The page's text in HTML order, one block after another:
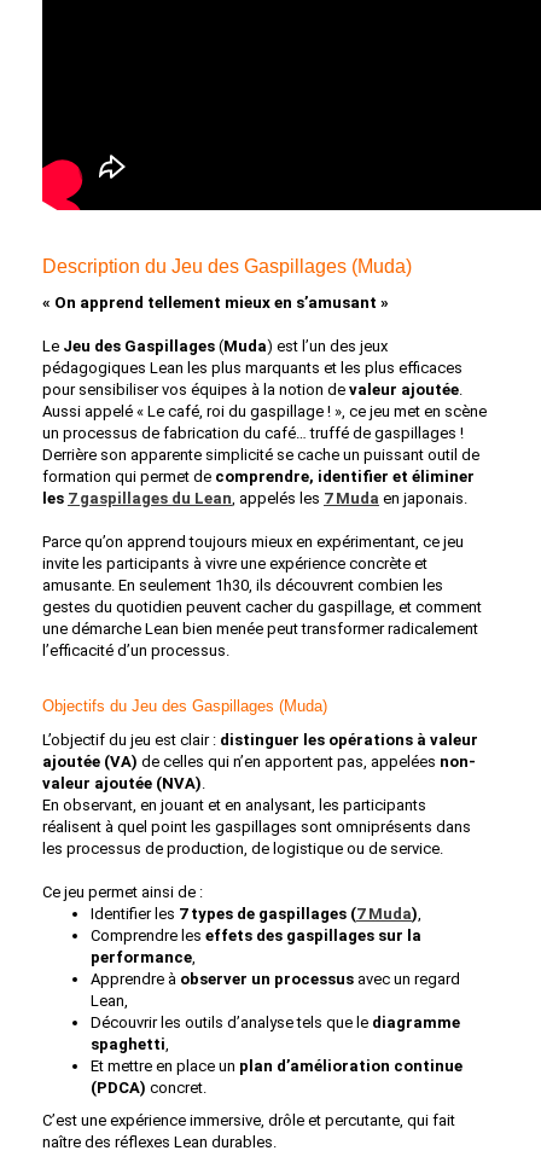
Description du Jeu des Gaspillages (Muda)
« On apprend tellement mieux en s’amusant »
Le Jeu des Gaspillages (Muda) est l’un des jeux
pédagogiques Lean les plus marquants et les plus efficaces
pour sensibiliser vos équipes à la notion de valeur ajoutée.
Aussi appelé « Le café, roi du gaspillage ! », ce jeu met en scène
un processus de fabrication du café… truffé de gaspillages !
Derrière son apparente simplicité se cache un puissant outil de
formation qui permet de comprendre, identifier et éliminer
les 7 gaspillages du Lean, appelés les 7 Muda en japonais.
Parce qu’on apprend toujours mieux en expérimentant, ce jeu
invite les participants à vivre une expérience concrète et
amusante. En seulement 1h30, ils découvrent combien les
gestes du quotidien peuvent cacher du gaspillage, et comment
une démarche Lean bien menée peut transformer radicalement
l’efficacité d’un processus.
Objectifs du Jeu des Gaspillages (Muda)
L’objectif du jeu est clair : distinguer les opérations à valeur
ajoutée (VA) de celles qui n’en apportent pas, appelées non-
valeur ajoutée (NVA).
En observant, en jouant et en analysant, les participants
réalisent à quel point les gaspillages sont omniprésents dans
les processus de production, de logistique ou de service.
Ce jeu permet ainsi de :
Identifier les 7 types de gaspillages (7 Muda),
Comprendre les effets des gaspillages sur la
performance,
Apprendre à observer un processus avec un regard
Lean,
Découvrir les outils d’analyse tels que le diagramme
spaghetti,
Et mettre en place un plan d’amélioration continue
(PDCA) concret.
C’est une expérience immersive, drôle et percutante, qui fait
naître des réflexes Lean durables.